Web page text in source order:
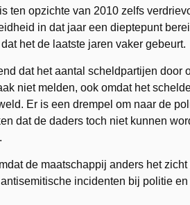
ten opzichte van 2010 zelfs
in dat jaar een dieptepunt
het de laatste jaren vaker gebeurt.
dat het aantal scheldpartijen door
niet melden, ook omdat het
Er is een drempel om naar de
dat de daders toch niet kunnen
de maatschappij anders het
incidenten bij politie